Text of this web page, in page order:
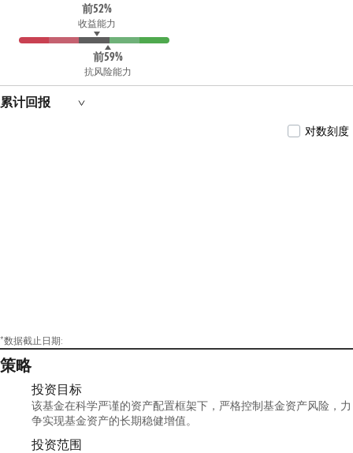
前52%
收益能力
前59%
抗风险能力
累计回报
对数刻度
*数据截止日期:
策略
投资目标
该基金在科学严谨的资产配置框架下，严格控制基金资产风险，力
争实现基金资产的长期稳健增值。
投资范围